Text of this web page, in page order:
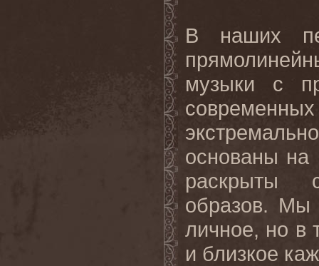
В наших
музыки с
основаны на
раскрыты
образов. Мы
личное, но в
и близкое